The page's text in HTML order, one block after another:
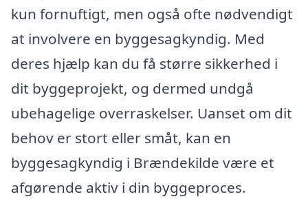
kun fornuftigt, men også ofte nødvendigt
at involvere en byggesagkyndig. Med
deres hjælp kan du få større sikkerhed i
dit byggeprojekt, og dermed undgå
ubehagelige overraskelser. Uanset om dit
behov er stort eller småt, kan en
byggesagkyndig i Brændekilde være et
afgørende aktiv i din byggeproces.